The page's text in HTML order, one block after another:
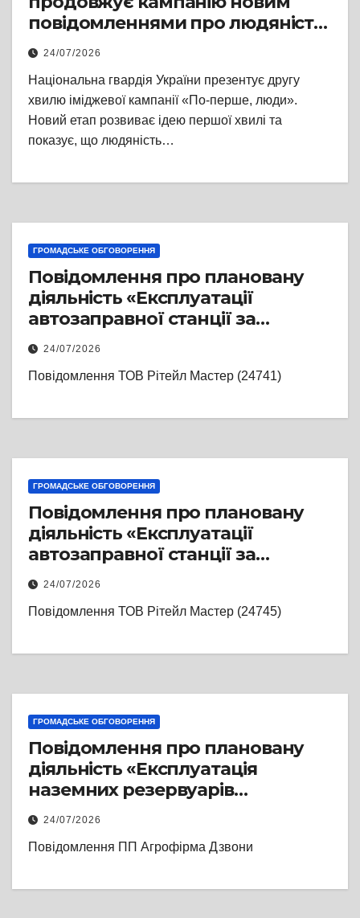
повідомленнями про людяність,
гумор і дію
24/07/2026
Національна гвардія України презентує другу
хвилю іміджевої кампанії «По-перше, люди».
Новий етап розвиває ідею першої хвилі та
показує, що людяність…
ГРОМАДСЬКЕ ОБГОВОРЕННЯ
Повідомлення про плановану
діяльність «Експлуатації
автозаправної станції за
адресою: 79047, м. Львів, вул.
Вербова, 15В» суб’єкта
господарювання ТОВ«РІТЕЙЛ
номер справи 24741)
24/07/2026
Повідомлення ТОВ Рітейл Мастер (24741)
ГРОМАДСЬКЕ ОБГОВОРЕННЯ
Повідомлення про плановану
діяльність «Експлуатації
автозаправної станції за
адресою: Львівська обл., м. Львів,
вул. Поліська, 2А» суб’єкта
господарювання ТОВ «РІТЕЙЛ
номер справи 24745)
24/07/2026
Повідомлення ТОВ Рітейл Мастер (24745)
ГРОМАДСЬКЕ ОБГОВОРЕННЯ
Повідомлення про плановану
діяльність «Експлуатація
наземних резервуарів
нафтопродуктів та складу
сипучих мінеральних добрив на
території ПП «АГРОФІРМА
обл., Львівський р-н., с. Болотня»
24/07/2026
Повідомлення ПП Агрофірма Дзвони